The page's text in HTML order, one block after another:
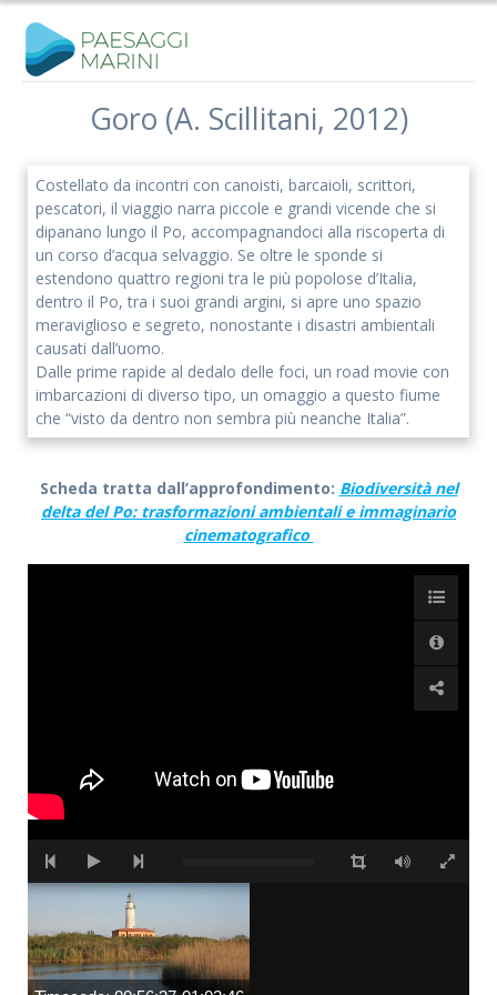
Salta
Goro (A. Scillitani, 2012)
Costellato da incontri con canoisti, barcaioli, scrittori,
pescatori, il viaggio narra piccole e grandi vicende che si
dipanano lungo il Po, accompagnandoci alla riscoperta di
un corso d’acqua selvaggio. Se oltre le sponde si
estendono quattro regioni tra le più popolose d’Italia,
dentro il Po, tra i suoi grandi argini, si apre uno spazio
meraviglioso e segreto, nonostante i disastri ambientali
causati dall’uomo.
Dalle prime rapide al dedalo delle foci, un road movie con
imbarcazioni di diverso tipo, un omaggio a questo fiume
che “visto da dentro non sembra più neanche Italia”.
Scheda tratta dall’approfondimento: Biodiversità nel
delta del Po: trasformazioni ambientali e immaginario
cinematografico